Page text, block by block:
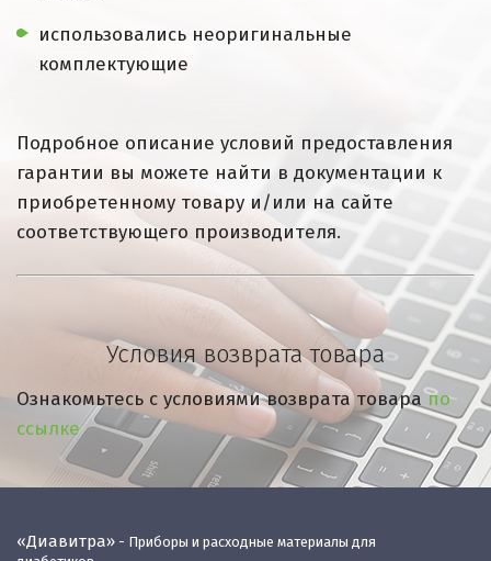
использовались неоригинальные
комплектующие
Подробное описание условий предоставления
гарантии вы можете найти в документации к
приобретенному товару и/или на сайте
соответствующего производителя.
Условия возврата товара
Ознакомьтесь с условиями возврата товарапо
ссылке
«Диавитра» - Приборы и расходные материалы для